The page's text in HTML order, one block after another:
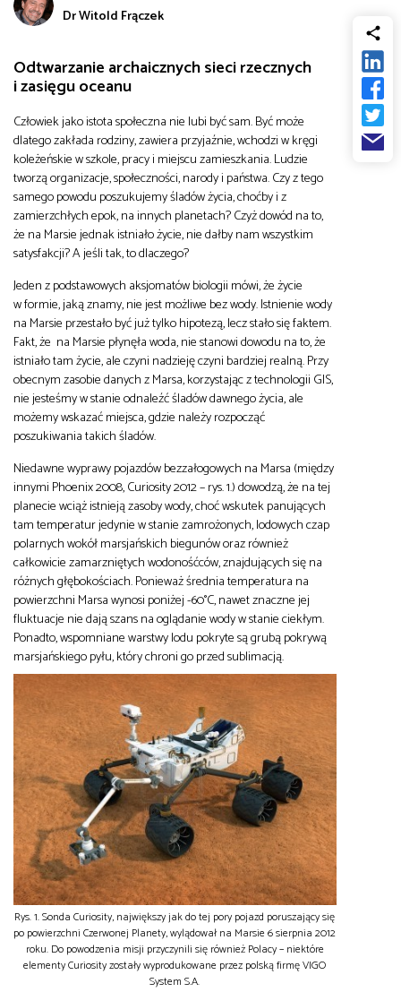
od
do
Infrastruktura i telekomunikacja
Turystyka i rekreacja
Architektura, inżynieria i budownictwo
Dr Witold Frączek
Odtwarzanie archaicznych sieci rzecznych
i zasięgu oceanu
Człowiek jako istota społeczna nie lubi być sam. Być może
dlatego zakłada rodziny, zawiera przyjaźnie, wchodzi w kręgi
koleżeńskie w szkole, pracy i miejscu zamieszkania. Ludzie
tworzą organizacje, społeczności, narody i państwa. Czy z tego
samego powodu poszukujemy śladów życia, choćby i z
zamierzchłych epok, na innych planetach? Czyż dowód na to,
że na Marsie jednak istniało życie, nie dałby nam wszystkim
satysfakcji? A jeśli tak, to dlaczego?
Jeden z podstawowych aksjomatów biologii mówi, że życie
w formie, jaką znamy, nie jest możliwe bez wody. Istnienie wody
na Marsie przestało być już tylko hipotezą, lecz stało się faktem.
Fakt, że na Marsie płynęła woda, nie stanowi dowodu na to, że
istniało tam życie, ale czyni nadzieję czyni bardziej realną. Przy
obecnym zasobie danych z Marsa, korzystając z technologii GIS,
nie jesteśmy w stanie odnaleźć śladów dawnego życia, ale
możemy wskazać miejsca, gdzie należy rozpocząć
poszukiwania takich śladów.
Niedawne wyprawy pojazdów bezzałogowych na Marsa (między
innymi Phoenix 2008, Curiosity 2012 – rys. 1.) dowodzą, że na tej
planecie wciąż istnieją zasoby wody, choć wskutek panujących
tam temperatur jedynie w stanie zamrożonych, lodowych czap
polarnych wokół marsjańskich biegunów oraz również
całkowicie zamarzniętych wodonośćców, znajdujących się na
różnych głębokościach. Ponieważ średnia temperatura na
powierzchni Marsa wynosi poniżej -60°C, nawet znaczne jej
fluktuacje nie dają szans na oglądanie wody w stanie ciekłym.
Ponadto, wspomniane warstwy lodu pokryte są grubą pokrywą
marsjańskiego pyłu, który chroni go przed sublimacją.
Rys. 1. Sonda Curiosity, największy jak do tej pory pojazd poruszający się
po powierzchni Czerwonej Planety, wylądował na Marsie 6 sierpnia 2012
roku. Do powodzenia misji przyczynili się również Polacy – niektóre
elementy Curiosity zostały wyprodukowane przez polską firmę VIGO
System S.A.